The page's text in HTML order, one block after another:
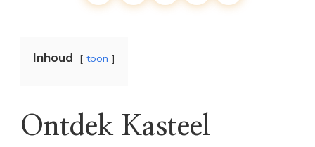
Inhoud toon
Ontdek Kasteel